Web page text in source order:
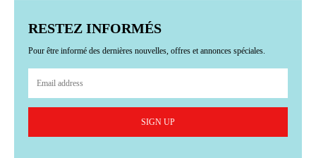
RESTEZ INFORMÉS
Pour être informé des dernières nouvelles, offres et annonces spéciales.
SIGN UP